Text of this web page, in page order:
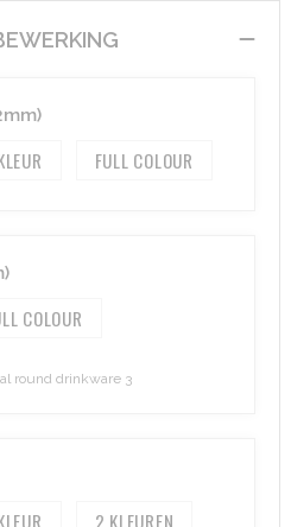
FULL COLOUR
COLOUR
round drinkware 3
2